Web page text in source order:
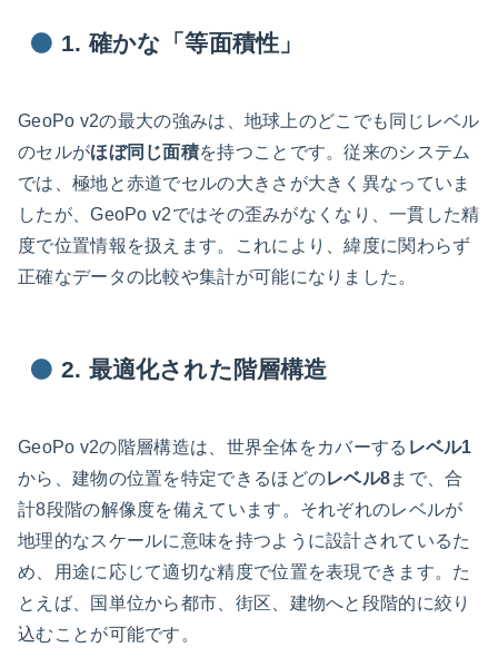
1. 確かな「等面積性」
GeoPo v2の最大の強みは、地球上のどこでも同じレベル
のセルがほぼ同じ面積を持つことです。従来のシステム
では、極地と赤道でセルの大きさが大きく異なっていま
したが、GeoPo v2ではその歪みがなくなり、一貫した精
度で位置情報を扱えます。これにより、緯度に関わらず
正確なデータの比較や集計が可能になりました。
2. 最適化された階層構造
GeoPo v2の階層構造は、世界全体をカバーする レベル1
から、建物の位置を特定できるほどのレベル8まで、合
計8段階の解像度を備えています。それぞれのレベルが
地理的なスケールに意味を持つように設計されているた
め、用途に応じて適切な精度で位置を表現できます。た
とえば、国単位から都市、街区、建物へと段階的に絞り
込むことが可能です。